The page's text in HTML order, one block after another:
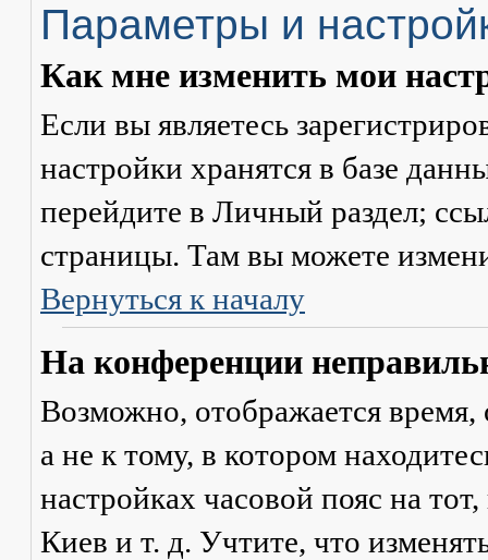
Параметры и
Как мне изменить мои
Если вы являетесь
настройки хранятся в базе
перейдите в Личный раздел;
страницы. Там вы можете
Вернуться к началу
На конференции
Возможно, отображается время,
а не к тому, в котором
настройках часовой пояс на
Киев и т. д. Учтите, что